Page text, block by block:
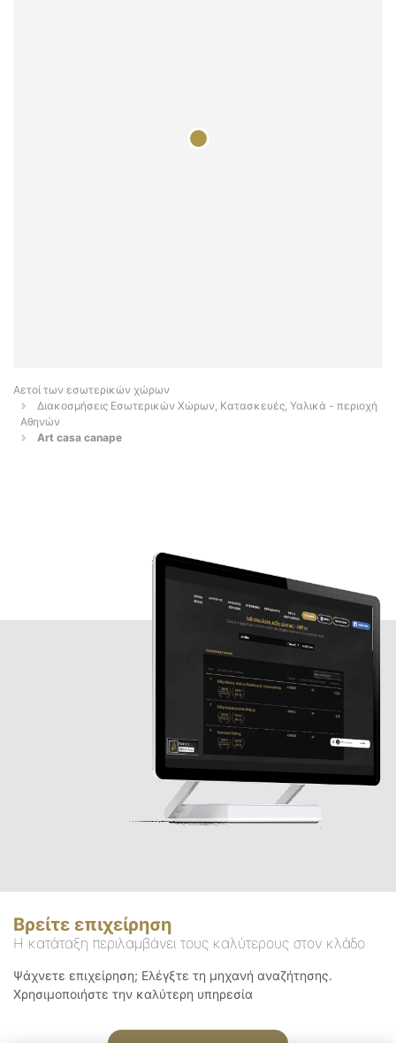
Αετοί των εσωτερικών χώρων
Διακοσμήσεις Εσωτερικών Χώρων, Κατασκευές, Υαλικά - περιοχή
Αθηνών
Art casa canape
Βρείτε επιχείρηση
Η κατάταξη περιλαμβάνει τους καλύτερους στον κλάδο
Ψάχνετε επιχείρηση; Ελέγξτε τη μηχανή αναζήτησης.
Χρησιμοποιήστε την καλύτερη υπηρεσία